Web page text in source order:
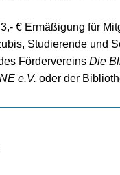
€ Ermäßigung für
Studierende und
Fördervereins Die
e.V. oder der